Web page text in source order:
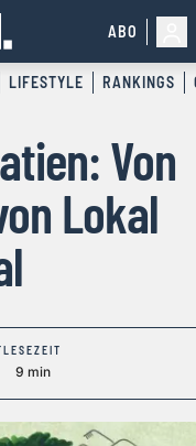
ABO
LIFESTYLE RANKINGS
Von
Lokal
LESEZEIT
9 min